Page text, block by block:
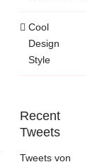
Cool
Design
Style
Recent
Tweets
Tweets von